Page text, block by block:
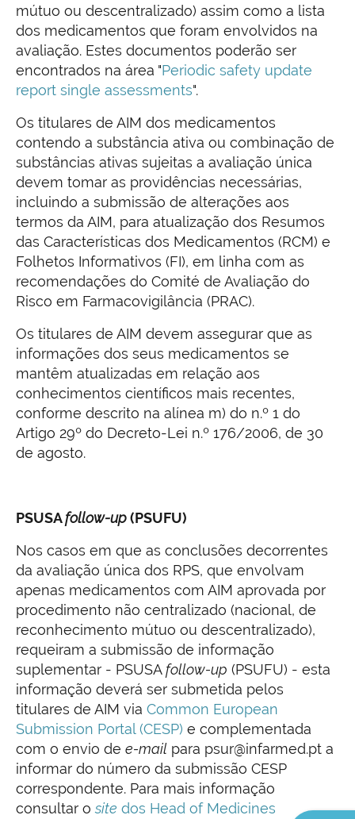
mútuo ou descentralizado) assim como a lista
dos medicamentos que foram envolvidos na
avaliação. Estes documentos poderão ser
encontrados na área "Periodic safety update
report single assessments".
Os titulares de AIM dos medicamentos
contendo a substância ativa ou combinação de
substâncias ativas sujeitas a avaliação única
devem tomar as providências necessárias,
incluindo a submissão de alterações aos
termos da AIM, para atualização dos Resumos
das Características dos Medicamentos (RCM) e
Folhetos Informativos (FI), em linha com as
recomendações do Comité de Avaliação do
Risco em Farmacovigilância (PRAC).
Os titulares de AIM devem assegurar que as
informações dos seus medicamentos se
mantêm atualizadas em relação aos
conhecimentos científicos mais recentes,
conforme descrito na alínea m) do n.º 1 do
Artigo 29º do Decreto-Lei n.º 176/2006, de 30
de agosto.
PSUSAfollow-up(PSUFU)
Nos casos em que as conclusões decorrentes
da avaliação única dos RPS, que envolvam
apenas medicamentos com AIM aprovada por
procedimento não centralizado (nacional, de
reconhecimento mútuo ou descentralizado),
requeiram a submissão de informação
suplementar - PSUSAfollow-up (PSUFU) - esta
informação deverá ser submetida pelos
titulares de AIM via Common European
Submission Portal (CESP) e complementada
com o envio de e-mail para psur@infarmed.pt a
informar do número da submissão CESP
correspondente. Para mais informação
consultar osite dos Head of Medicines